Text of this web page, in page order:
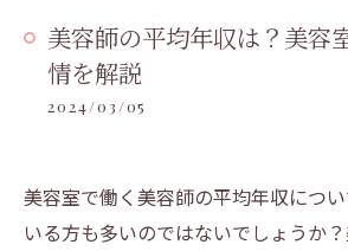
美容師の平均年収は？美容
情を解説
2024/03/05
美容室で働く美容師の平均年収につ
いる方も多いのではないでしょうか